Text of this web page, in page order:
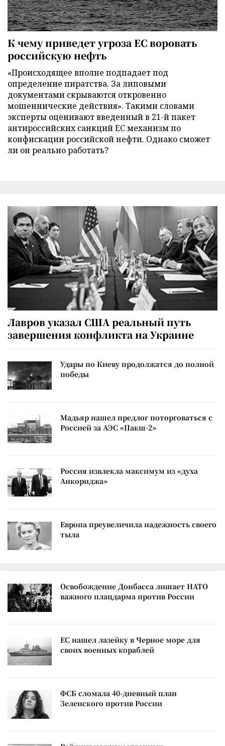
К чему приведет угроза ЕС воровать
российскую нефть
«Происходящее вполне подпадает под
определение пиратства. За липовыми
документами скрываются откровенно
мошеннические действия». Такими словами
эксперты оценивают введенный в 21-й пакет
антироссийских санкций ЕС механизм по
конфискации российской нефти. Однако сможет
ли он реально работать?
Лавров указал США реальный путь
завершения конфликта на Украине
Удары по Киеву продолжатся до полной
победы
Мадьяр нашел предлог поторговаться с
Россией за АЭС «Пакш-2»
Россия извлекла максимум из «духа
Анкориджа»
Европа преувеличила надежность своего
тыла
Освобождение Донбасса лишает НАТО
важного плацдарма против России
ЕС нашел лазейку в Черное море для
своих военных кораблей
ФСБ сломала 40-дневный план
Зеленского против России